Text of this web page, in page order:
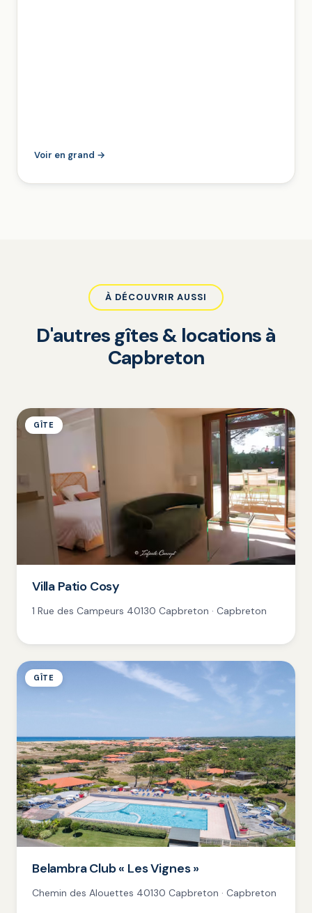
Voir en grand →
À DÉCOUVRIR AUSSI
D'autres gîtes & locations à
Capbreton
GÎTE
Villa Patio Cosy
1 Rue des Campeurs 40130 Capbreton · Capbreton
GÎTE
Belambra Club « Les Vignes »
Chemin des Alouettes 40130 Capbreton · Capbreton